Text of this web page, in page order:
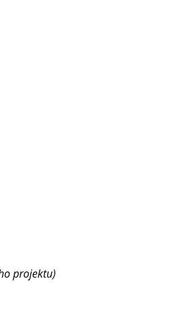
projektu)